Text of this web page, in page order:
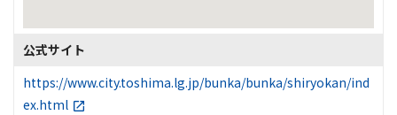
公式サイト
https://www.city.toshima.lg.jp/bunka/bunka/shiryokan/ind
ex.html